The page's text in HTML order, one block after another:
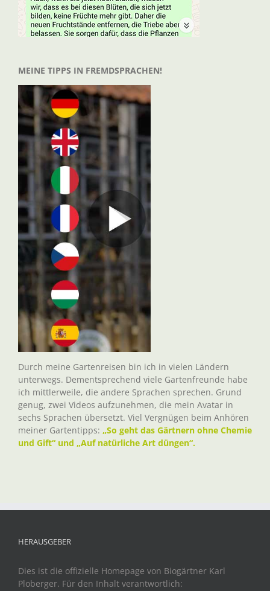
MEINE TIPPS IN FREMDSPRACHEN!
Durch meine Gartenreisen bin ich in vielen Ländern
unterwegs. Dementsprechend viele Gartenfreunde habe
ich mittlerweile, die andere Sprachen sprechen. Grund
genug, zwei Videos aufzunehmen, die mein Avatar in
sechs Sprachen übersetzt. Viel Vergnügen beim Anhören
meiner Gartentipps: „So geht das Gärtnern ohne Chemie
und Gift“ und „Auf natürliche Art düngen“.
HERAUSGEBER
Dies ist die offizielle Homepage von Biogärtner Karl
Ploberger. Für den Inhalt verantwortlich: